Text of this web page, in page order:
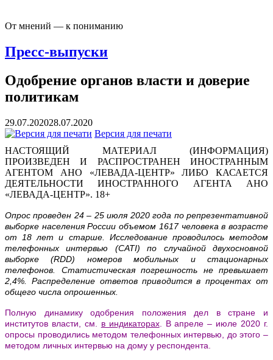
От мнений — к пониманию
Пресс-выпуски
Одобрение органов власти и доверие
политикам
29.07.202028.07.2020
Версия для печати
НАСТОЯЩИЙ МАТЕРИАЛ (ИНФОРМАЦИЯ)
ПРОИЗВЕДЕН И РАСПРОСТРАНЕН ИНОСТРАННЫМ
АГЕНТОМ АНО «ЛЕВАДА-ЦЕНТР» ЛИБО КАСАЕТСЯ
ДЕЯТЕЛЬНОСТИ ИНОСТРАННОГО АГЕНТА АНО
«ЛЕВАДА-ЦЕНТР». 18+
Опрос проведен 24 – 25 июля 2020 года по репрезентативной
выборке населения России объемом 1617 человека в возрасте
от 18 лет и старше. Исследование проводилось методом
телефонных интервью (CATI) по случайной двухосновной
выборке (RDD) номеров мобильных и стационарных
телефонов. Статистическая погрешность не превышает
2,4%. Распределение ответов приводится в процентах от
общего числа опрошенных.
Полную динамику одобрения положения дел в стране и
институтов власти, см. в индикаторах. В апреле – июле 2020 г.
опросы проводились методом телефонных интервью, до этого –
методом личных интервью на дому у респондента.